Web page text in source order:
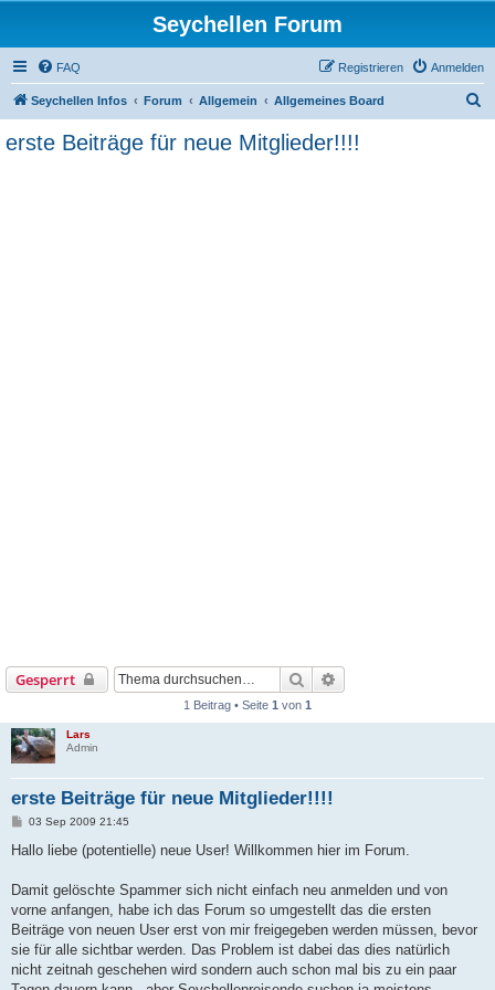
Seychellen Forum
FAQ Anmelden
Registrieren
Seychellen Infos Forum Allgemein Allgemeines Board
erste Beiträge für neue Mitglieder!!!!
Gesperrt Suche
1 Beitrag • Seite 1 von 1
Lars
Admin
erste Beiträge für neue Mitglieder!!!!
B
i
a
03 Sep 2009 21:45
Hallo liebe (potentielle) neue User! Willkommen hier im Forum.
Damit gelöschte Spammer sich nicht einfach neu anmelden und von
vorne anfangen, habe ich das Forum so umgestellt das die ersten
Beiträge von neuen User erst von mir freigegeben werden müssen, bevor
sie für alle sichtbar werden. Das Problem ist dabei das dies natürlich
nicht zeitnah geschehen wird sondern auch schon mal bis zu ein paar